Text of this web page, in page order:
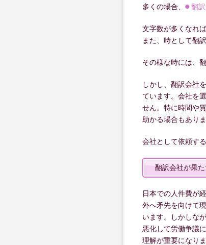
多くの場合、 翻
文字数が多くなれ
また、時として翻
その様な時には、
しかし、翻訳会社
ています。会社を
せん。特に時間や
助かる場合もありま
会社として依頼す
翻訳会社が果
日本での人件費が
外へ矛先を向けて
います。しかしな
悪化して労働争議
理解が重要になりま